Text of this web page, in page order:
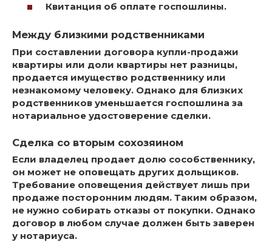
Квитанция об оплате госпошлины.
Между близкими родственниками
При составлении договора купли-продажи
квартиры или доли квартиры нет разницы,
продается имущество родственнику или
незнакомому человеку. Однако для близких
родственников уменьшается госпошлина за
нотариальное удостоверение сделки.
Сделка со вторым сохозяином
Если владелец продает долю сособственнику,
он может не оповещать других дольщиков.
Требование оповещения действует лишь при
продаже посторонним людям. Таким образом,
не нужно собирать отказы от покупки. Однако
договор в любом случае должен быть заверен
у нотариуса.